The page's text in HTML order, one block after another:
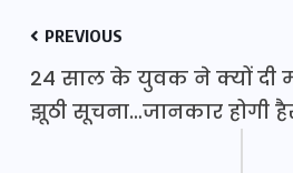
PREVIOUS
24 साल के युवक ने क्यों दी
झूठी सूचना…जानकार होगी